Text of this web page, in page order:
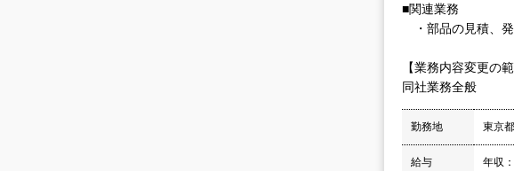
■関連業務
・部品の見積、
【業務内容変更の範
同社業務全般
勤務地 東京
給与
年収